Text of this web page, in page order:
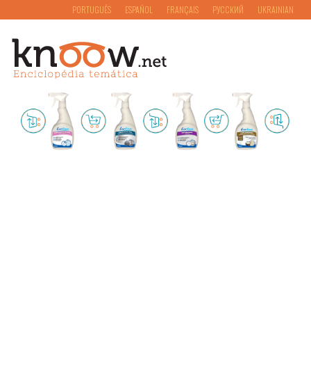
PORTUGUÊS ESPAÑOL FRANÇAIS РУССКИЙ UKRAINIAN